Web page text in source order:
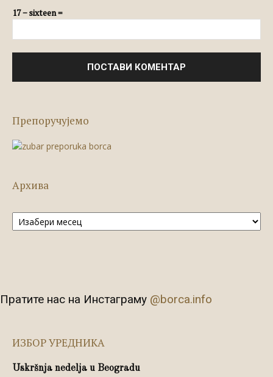
17 − sixteen =
Препоручујемо
Архива
Архива
Пратите нас на Инстаграму @borca.info
ИЗБОР УРЕДНИКА
Uskršnja nedelja u Beogradu